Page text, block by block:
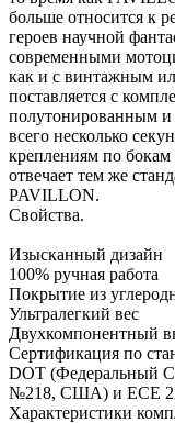
больше относится к
героев научной
современными
как и с винтажным
поставляется с
полутонированным и
всего несколько
креплениям по
отвечает тем же
PAVILLON.
Свойства.
Изысканный дизайн
100% ручная работа
Покрытие из
Ультралегкий вес
Двухкомпонентный
Сертификация по
DOT (Федеральный
№218, США) и ECE
Характеристики